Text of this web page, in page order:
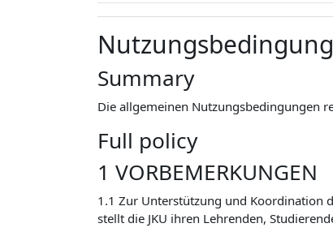
Summary
Die allgemeinen Nutzungsbedingungen
Full policy
1 VORBEMERKUNGEN
1.1 Zur Unterstützung und Koordination
stellt die JKU ihren Lehrenden,